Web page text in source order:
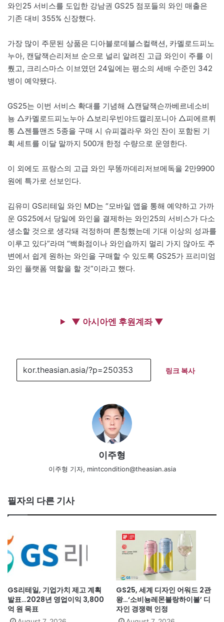
와인25 서비스를 도입한 강남권 GS25 점포들의 와인 매출은
기존 대비 355% 신장했다.
가장 많이 주문된 상품은 디아블로데블스컬랙션, 카멜로드피노
누아, 캔달잭슨리저브 순으로 널리 알려진 고급 와인이 주를 이
뤘고, 크리스마스 이브였던 24일에는 평소의 세배 수준인 342
병이 예약됐다.
GS25는 이번 서비스 확대를 기념해 △캔달잭슨까베르네소비
뇽 △카멜로드피노누아 △보리우빈야드캘리포니아 △피에르뤼
통 △젠틀맨즈 5종을 구매 시 슈피겔라우 와인 잔이 포함된 기
획 세트를 이달 말까지 500개 한정 수량으로 운영한다.
이 외에도 프랑스의 고급 와인 무똥까데리저브메독을 2만9900
원에 특가로 선보인다.
김유미 GS리테일 와인 MD는 “모바일 앱을 통해 예약하고 가까
운 GS25에서 당일에 와인을 결제하는 와인25의 서비스가 다소
생소할 것으로 생각돼 걱정하며 론칭했는데 기대 이상의 성과를
이루고 있다”라며 “백화점이나 와인숍까지 멀리 가지 않아도 주
변에서 쉽게 원하는 와인을 구매할 수 있도록 GS25가 프리미엄
와인 플랫폼 역할을 할 것”이라고 했다.
▼ 아시아엔 후원계좌 ▼
링크 복사
이주형
이주형 기자, mintcondition@theasian.asia
필자의 다른 기사
GS리테일, 기업가치 제고 계획
발표…2028년 영업이익 3,800
억 원 목표
GS25, 세계 디자인 어워드 2관
왕…‘소비뇽레몬블랑하이볼’ 디
자인 경쟁력 인정